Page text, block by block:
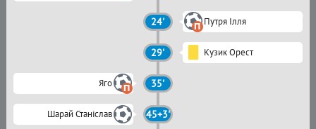
24' Путря Ілля
29' Кузик Орест
Яго 35'
Шарай Станіслав 45+3'